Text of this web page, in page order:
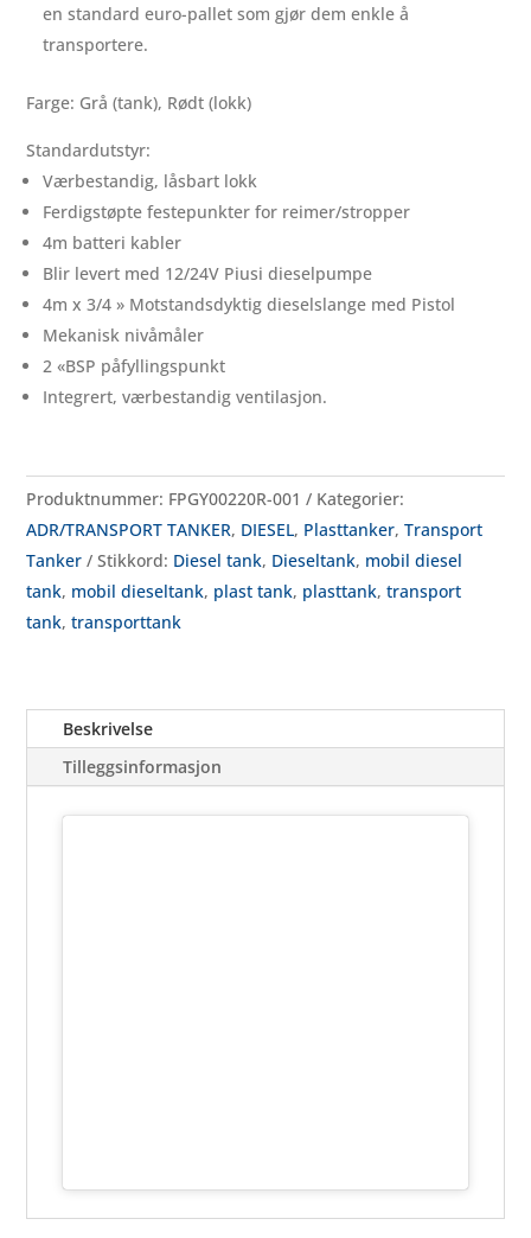
en standard euro-pallet som gjør dem enkle å
transportere.
Farge: Grå (tank), Rødt (lokk)
Standardutstyr:
Værbestandig, låsbart lokk
Ferdigstøpte festepunkter for reimer/stropper
4m batteri kabler
Blir levert med 12/24V Piusi dieselpumpe
4m x 3/4 » Motstandsdyktig dieselslange med Pistol
Mekanisk nivåmåler
2 «BSP påfyllingspunkt
Integrert, værbestandig ventilasjon.
Produktnummer: FPGY00220R-001
Kategorier:
ADR/TRANSPORT TANKER, DIESEL, Plasttanker,Transport
Tanker
Stikkord: Diesel tank, Dieseltank, mobil diesel
tank, mobil dieseltank, plast tank, plasttank,transport
tank,transporttank
Beskrivelse
Tilleggsinformasjon